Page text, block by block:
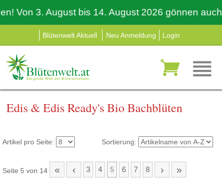
3. August bis 14. August 2026 gönnen auch
Blütenwelt Aktuell Neu Anmeldung Login
Edis & Edis Ready's Bio Bachblüten
Artikel pro Seite: Sortierung:
Seite 5 von 14 « ‹ 3 4 5 6 7 8 › »